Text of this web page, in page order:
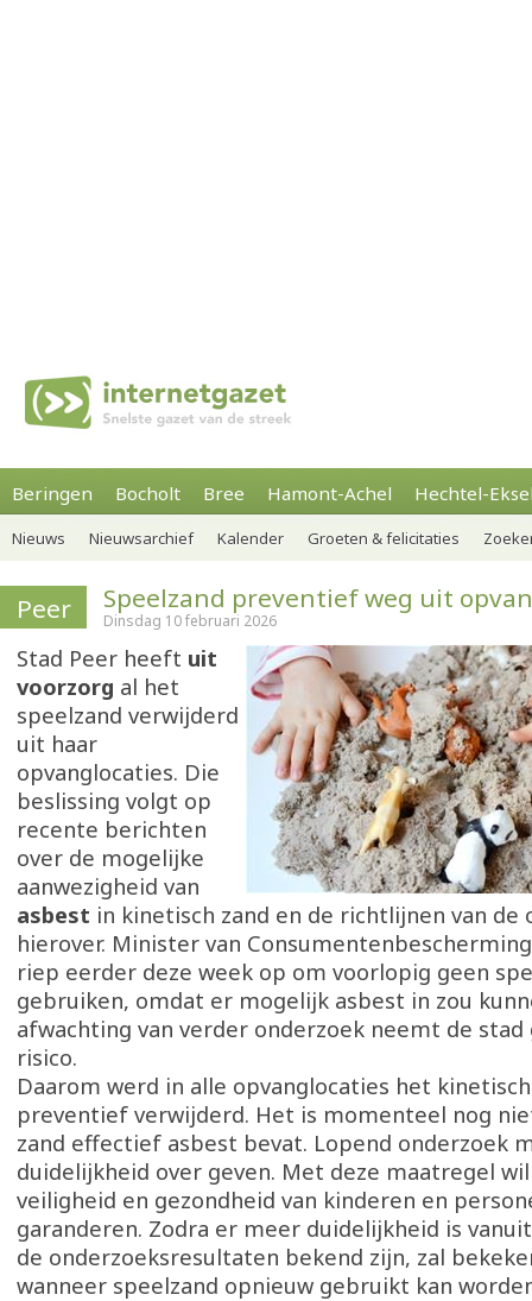
Beringen Bocholt Bree Hamont-Achel Hechtel-
Nieuws Nieuwsarchief Kalender Groeten & felicitaties
Peer Speelzand preventief weg uit
Dinsdag 10 februari 2026
Stad Peer heeft uit
voorzorg al het
speelzand verwijderd
uit haar
opvanglocaties. Die
beslissing volgt op
recente berichten
over de mogelijke
aanwezigheid van
asbest in kinetisch zand en de richtlijnen van de
hierover. Minister van
riep eerder deze week op om voorlopig geen
gebruiken, omdat er mogelijk asbest in zou
afwachting van verder onderzoek neemt de stad
risico.
Daarom werd in alle opvanglocaties het
preventief verwijderd. Het is momenteel nog
zand effectief asbest bevat. Lopend onderzoek
duidelijkheid over geven. Met deze maatregel
veiligheid en gezondheid van kinderen en
garanderen. Zodra er meer duidelijkheid is
de onderzoeksresultaten bekend zijn, zal
wanneer speelzand opnieuw gebruikt kan